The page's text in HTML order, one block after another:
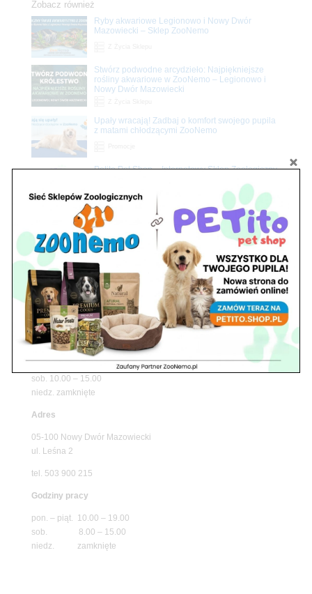
Zobacz również
Ryby akwariowe Legionowo i Nowy Dwór
Mazowiecki – Sklep ZooNemo
Stwórz podwodne arcydzieło: Najpiękniejsze
rośliny akwariowe w ZooNemo – Legionowo i
Nowy Dwór Mazowiecki
Upały wracają! Zadbaj o komfort swojego pupila
z matami chłodzącymi ZooNemo
Z Życia Sklepu
Petito Pet Shop – Internetowy Sklep Zoologiczny
Znajdź nas
Adres
05-120 Legionowo
ul. Piłsudskiego 31,
pawilon 134
tel./fax. 22 784 71 96
Godziny pracy
pon. – piąt. 10.00 – 19.00
sob. 10.00 – 15.00
niedz. zamknięte
Adres
05-100 Nowy Dwór Mazowiecki
ul. Leśna 2
tel. 503 900 215
Godziny pracy
pon. – piąt. 10.00 – 19.00
sob. 8.00 – 15.00
niedz. zamknięte